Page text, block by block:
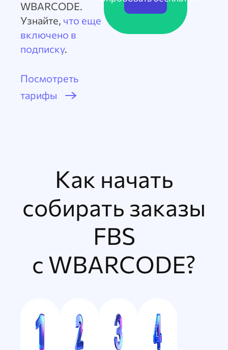
WBARCODE.
Узнайте, что еще
включено в
подписку.
Посмотреть
тарифы
Как начать
собирать заказы
FBS
с WBARCODE?